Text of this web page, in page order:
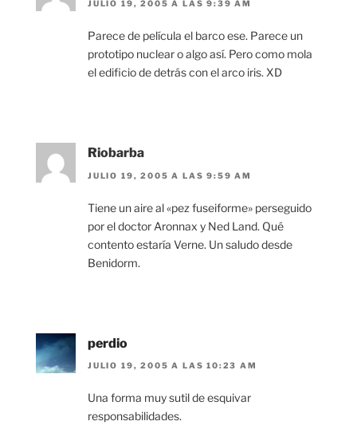
JULIO 19, 2005 A LAS 9:39 AM
Parece de película el barco ese. Parece un
prototipo nuclear o algo así. Pero como mola
el edificio de detrás con el arco iris. XD
Riobarba
JULIO 19, 2005 A LAS 9:59 AM
Tiene un aire al «pez fuseiforme» perseguido
por el doctor Aronnax y Ned Land. Qué
contento estaría Verne. Un saludo desde
Benidorm.
perdio
JULIO 19, 2005 A LAS 10:23 AM
Una forma muy sutil de esquivar
responsabilidades.